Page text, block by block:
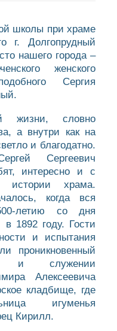
школы при храме
г. Долгопрудный
нашего города –
женского
Сергия
жизни, словно
а внутри как на
и благодатно.
Сергеевич
интересно и с
истории храма.
когда вся
летию со дня
в 1892 году. Гости
и испытания
проникновенный
и служении
Алексеевича
кладбище, где
игуменья
Кирилл.